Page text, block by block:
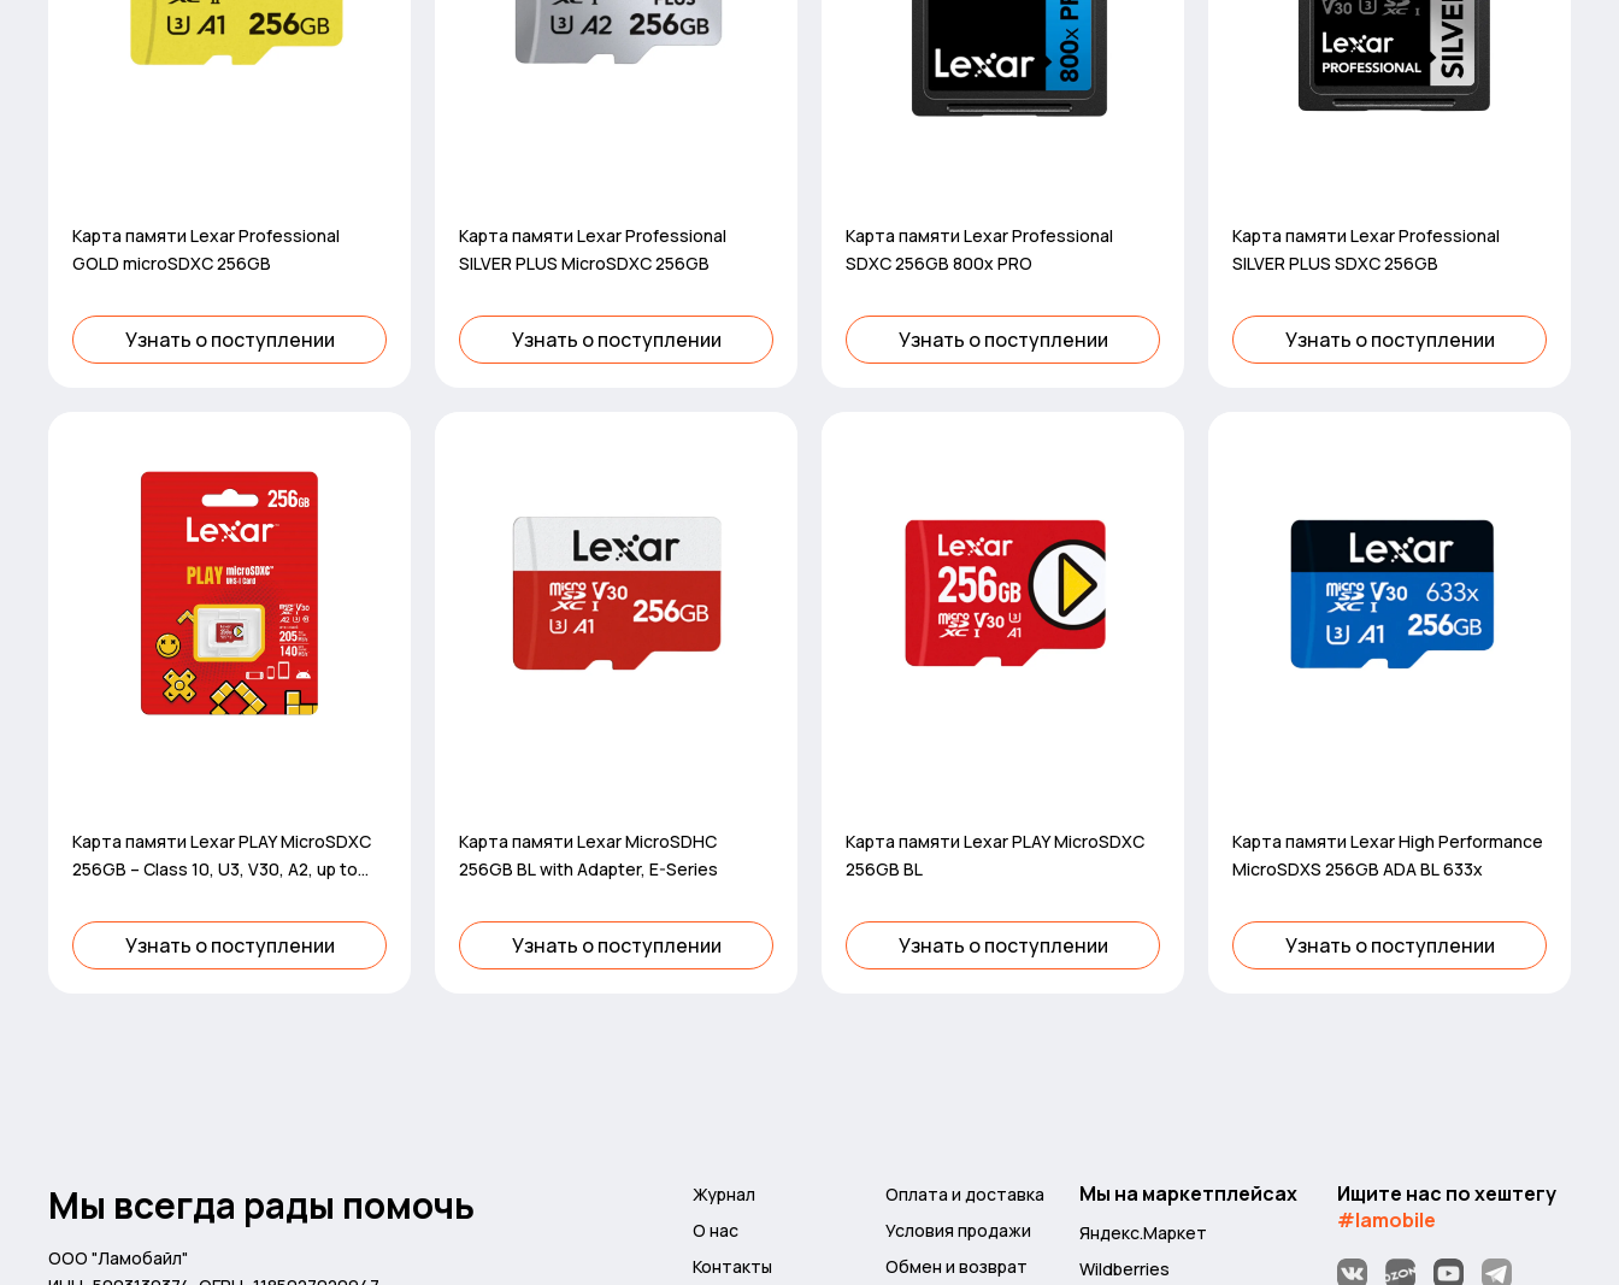
Карта памяти Lexar Professional
GOLD microSDXC 256GB
Узнать о поступлении
Карта памяти Lexar Professional
SILVER PLUS MicroSDXC 256GB
Узнать о поступлении
Карта памяти Lexar Professional
SDXC 256GB 800x PRO
Узнать о поступлении
Карта памяти Lexar Professional
SILVER PLUS SDXC 256GB
Узнать о поступлении
Карта памяти Lexar PLAY MicroSDXC
256GB – Class 10, U3, V30, A2, up to
Узнать о поступлении
Карта памяти Lexar MicroSDHC
256GB BL with Adapter, E-Series
Узнать о поступлении
Карта памяти Lexar PLAY MicroSDXC
256GB BL
Узнать о поступлении
Карта памяти Lexar High Performance
MicroSDXS 256GB ADA BL 633x
Узнать о поступлении
Мы всегда рады помочь
ООО "Ламобайл"
Журнал
О нас
Контакты
Оплата и доставка
Условия продажи
Обмен и возврат
Мы на маркетплейсах
Яндекс.Маркет
Wildberries
Ищите нас по хештегу
#lamobile